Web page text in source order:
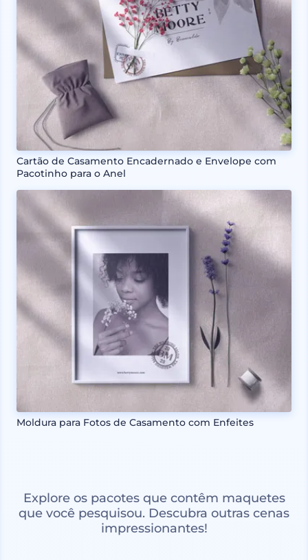
Cartão de Casamento Encadernado e Envelope com
Pacotinho para o Anel
Moldura para Fotos de Casamento com Enfeites
Explore os pacotes que contêm maquetes
que você pesquisou. Descubra outras cenas
impressionantes!